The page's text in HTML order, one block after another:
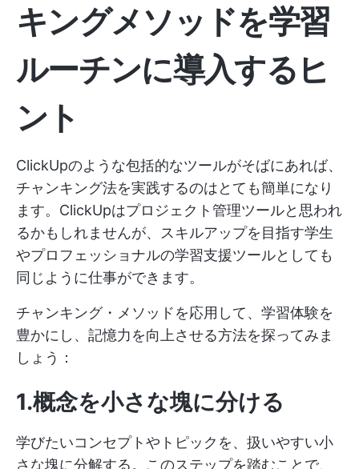
キングメソッドを学習
ルーチンに導入するヒ
ント
ClickUpのような包括的なツールがそばにあれば、
チャンキング法を実践するのはとても簡単になり
ます。ClickUpはプロジェクト管理ツールと思われ
るかもしれませんが、スキルアップを目指す学生
やプロフェッショナルの学習支援ツールとしても
同じように仕事ができます。
チャンキング・メソッドを応用して、学習体験を
豊かにし、記憶力を向上させる方法を探ってみま
しょう：
1.概念を小さな塊に分ける
学びたいコンセプトやトピックを、扱いやすい小
さな塊に分解する。このステップを踏むことで、